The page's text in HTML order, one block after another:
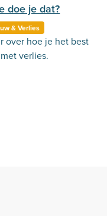
doe je dat?
& Verlies
over hoe je het best
verlies.